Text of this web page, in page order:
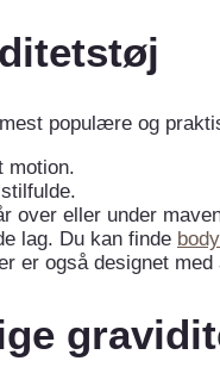
populære og
motion.
over eller under
lag. Du kan finde
er også designet